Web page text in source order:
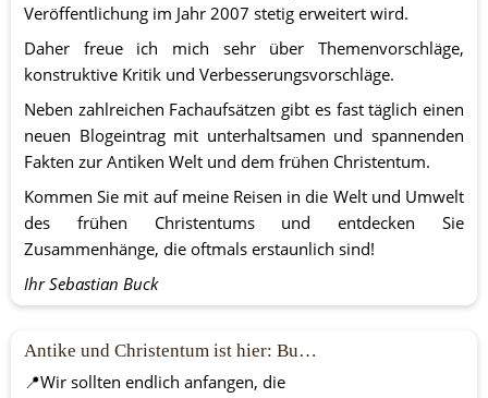
Veröffentlichung im Jahr 2007 stetig erweitert wird.
Daher freue ich mich sehr über Themenvorschläge,
konstruktive Kritik und Verbesserungsvorschläge.
Neben zahlreichen Fachaufsätzen gibt es fast täglich einen
neuen Blogeintrag mit unterhaltsamen und spannenden
Fakten zur Antiken Welt und dem frühen Christentum.
Kommen Sie mit auf meine Reisen in die Welt und Umwelt
des frühen Christentums und entdecken Sie
Zusammenhänge, die oftmals erstaunlich sind!
Ihr Sebastian Buck
Antike und Christentum ist hier: Buddha Tooth Relic Temple and Museum.
📍Wir sollten endlich anfangen, die